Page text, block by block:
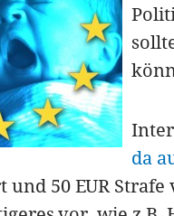
da
50 EUR